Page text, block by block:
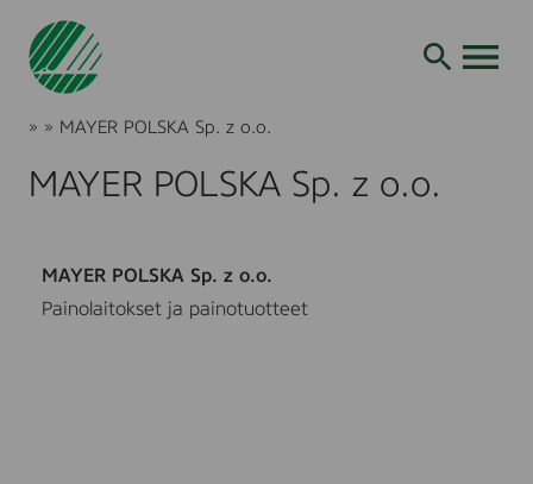
Siirry
Joutsenmerkki
»
ja
palvelut
» MAYER POLSKA Sp. z o.o.
MAYER POLSKA Sp. z o.o.
MAYER POLSKA Sp. z o.o.
Painolaitokset ja painotuotteet